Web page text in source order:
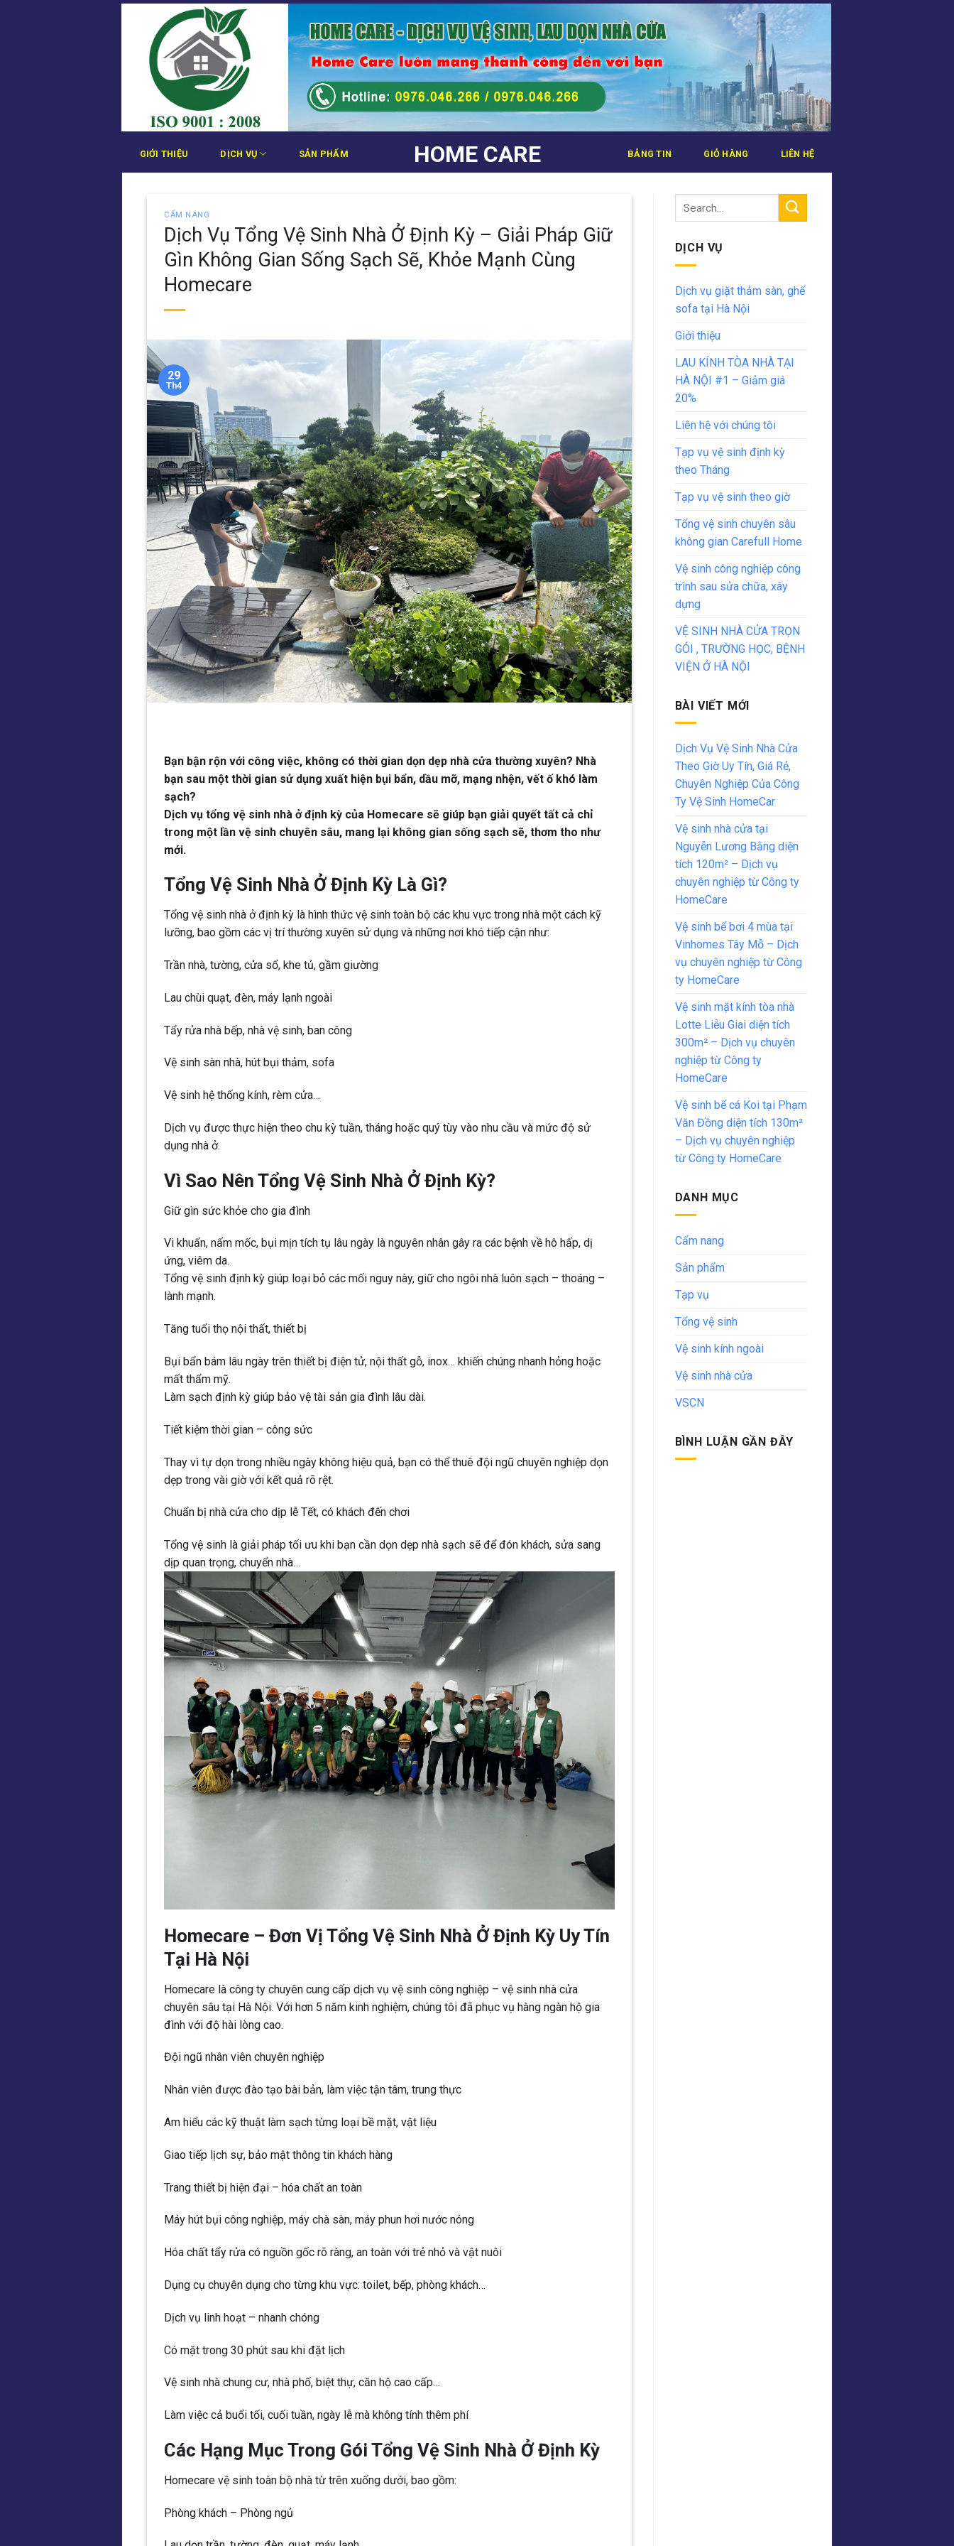
Bỏ
HOME CARE
GIỚI THIỆU DỊCH VỤ SẢN PHẨM BẢNG TIN GIỎ HÀNG LIÊN HỆ
CẨM NANG
Dịch Vụ Tổng Vệ Sinh Nhà Ở Định Kỳ – Giải Pháp Giữ
Gìn Không Gian Sống Sạch Sẽ, Khỏe Mạnh Cùng
Homecare
29
Th4
Bạn bận rộn với công việc, không có thời gian dọn dẹp nhà cửa thường xuyên? Nhà
bạn sau một thời gian sử dụng xuất hiện bụi bẩn, dầu mỡ, mạng nhện, vết ố khó làm
sạch?
Dịch vụ tổng vệ sinh nhà ở định kỳ của Homecare sẽ giúp bạn giải quyết tất cả chỉ
trong một lần vệ sinh chuyên sâu, mang lại không gian sống sạch sẽ, thơm tho như
mới.
Tổng Vệ Sinh Nhà Ở Định Kỳ Là Gì?
Tổng vệ sinh nhà ở định kỳ là hình thức vệ sinh toàn bộ các khu vực trong nhà một cách kỹ
lưỡng, bao gồm các vị trí thường xuyên sử dụng và những nơi khó tiếp cận như:
Trần nhà, tường, cửa sổ, khe tủ, gầm giường
Lau chùi quạt, đèn, máy lạnh ngoài
Tẩy rửa nhà bếp, nhà vệ sinh, ban công
Vệ sinh sàn nhà, hút bụi thảm, sofa
Vệ sinh hệ thống kính, rèm cửa…
Dịch vụ được thực hiện theo chu kỳ tuần, tháng hoặc quý tùy vào nhu cầu và mức độ sử
dụng nhà ở.
Vì Sao Nên Tổng Vệ Sinh Nhà Ở Định Kỳ?
Giữ gìn sức khỏe cho gia đình
Vi khuẩn, nấm mốc, bụi mịn tích tụ lâu ngày là nguyên nhân gây ra các bệnh về hô hấp, dị
ứng, viêm da.
Tổng vệ sinh định kỳ giúp loại bỏ các mối nguy này, giữ cho ngôi nhà luôn sạch – thoáng –
lành mạnh.
Tăng tuổi thọ nội thất, thiết bị
Bụi bẩn bám lâu ngày trên thiết bị điện tử, nội thất gỗ, inox… khiến chúng nhanh hỏng hoặc
mất thẩm mỹ.
Làm sạch định kỳ giúp bảo vệ tài sản gia đình lâu dài.
Tiết kiệm thời gian – công sức
Thay vì tự dọn trong nhiều ngày không hiệu quả, bạn có thể thuê đội ngũ chuyên nghiệp dọn
dẹp trong vài giờ với kết quả rõ rệt.
Chuẩn bị nhà cửa cho dịp lễ Tết, có khách đến chơi
Tổng vệ sinh là giải pháp tối ưu khi bạn cần dọn dẹp nhà sạch sẽ để đón khách, sửa sang
dịp quan trọng, chuyển nhà…
Homecare – Đơn Vị Tổng Vệ Sinh Nhà Ở Định Kỳ Uy Tín
Tại Hà Nội
Homecare là công ty chuyên cung cấp dịch vụ vệ sinh công nghiệp – vệ sinh nhà cửa
chuyên sâu tại Hà Nội. Với hơn 5 năm kinh nghiệm, chúng tôi đã phục vụ hàng ngàn hộ gia
đình với độ hài lòng cao.
Đội ngũ nhân viên chuyên nghiệp
Nhân viên được đào tạo bài bản, làm việc tận tâm, trung thực
Am hiểu các kỹ thuật làm sạch từng loại bề mặt, vật liệu
Giao tiếp lịch sự, bảo mật thông tin khách hàng
Trang thiết bị hiện đại – hóa chất an toàn
Máy hút bụi công nghiệp, máy chà sàn, máy phun hơi nước nóng
Hóa chất tẩy rửa có nguồn gốc rõ ràng, an toàn với trẻ nhỏ và vật nuôi
Dụng cụ chuyên dụng cho từng khu vực: toilet, bếp, phòng khách…
Dịch vụ linh hoạt – nhanh chóng
Có mặt trong 30 phút sau khi đặt lịch
Vệ sinh nhà chung cư, nhà phố, biệt thự, căn hộ cao cấp…
Làm việc cả buổi tối, cuối tuần, ngày lễ mà không tính thêm phí
Các Hạng Mục Trong Gói Tổng Vệ Sinh Nhà Ở Định Kỳ
Homecare vệ sinh toàn bộ nhà từ trên xuống dưới, bao gồm:
Phòng khách – Phòng ngủ
DỊCH VỤ
Dịch vụ giặt thảm sàn, ghế
sofa tại Hà Nội
Giới thiệu
LAU KÍNH TÒA NHÀ TẠI
HÀ NỘI #1 – Giảm giá
20%
Liên hệ với chúng tôi
Tạp vụ vệ sinh định kỳ
theo Tháng
Tạp vụ vệ sinh theo giờ
Tổng vệ sinh chuyên sâu
không gian Carefull Home
Vệ sinh công nghiệp công
trình sau sửa chữa, xây
dựng
VỆ SINH NHÀ CỬA TRỌN
GÓI , TRƯỜNG HỌC, BỆNH
VIỆN Ở HÀ NỘI
BÀI VIẾT MỚI
Dịch Vụ Vệ Sinh Nhà Cửa
Theo Giờ Uy Tín, Giá Rẻ,
Chuyên Nghiệp Của Công
Ty Vệ Sinh HomeCar
Vệ sinh nhà cửa tại
Nguyễn Lương Bằng diện
tích 120m² – Dịch vụ
chuyên nghiệp từ Công ty
HomeCare
Vệ sinh bể bơi 4 mùa tại
Vinhomes Tây Mỗ – Dịch
vụ chuyên nghiệp từ Công
ty HomeCare
Vệ sinh mặt kính tòa nhà
Lotte Liễu Giai diện tích
300m² – Dịch vụ chuyên
nghiệp từ Công ty
HomeCare
Vệ sinh bể cá Koi tại Phạm
Văn Đồng diện tích 130m²
– Dịch vụ chuyên nghiệp
từ Công ty HomeCare
DANH MỤC
Cẩm nang
Sản phẩm
Tạp vụ
Tổng vệ sinh
Vệ sinh kính ngoài
Vệ sinh nhà cửa
VSCN
BÌNH LUẬN GẦN ĐÂY